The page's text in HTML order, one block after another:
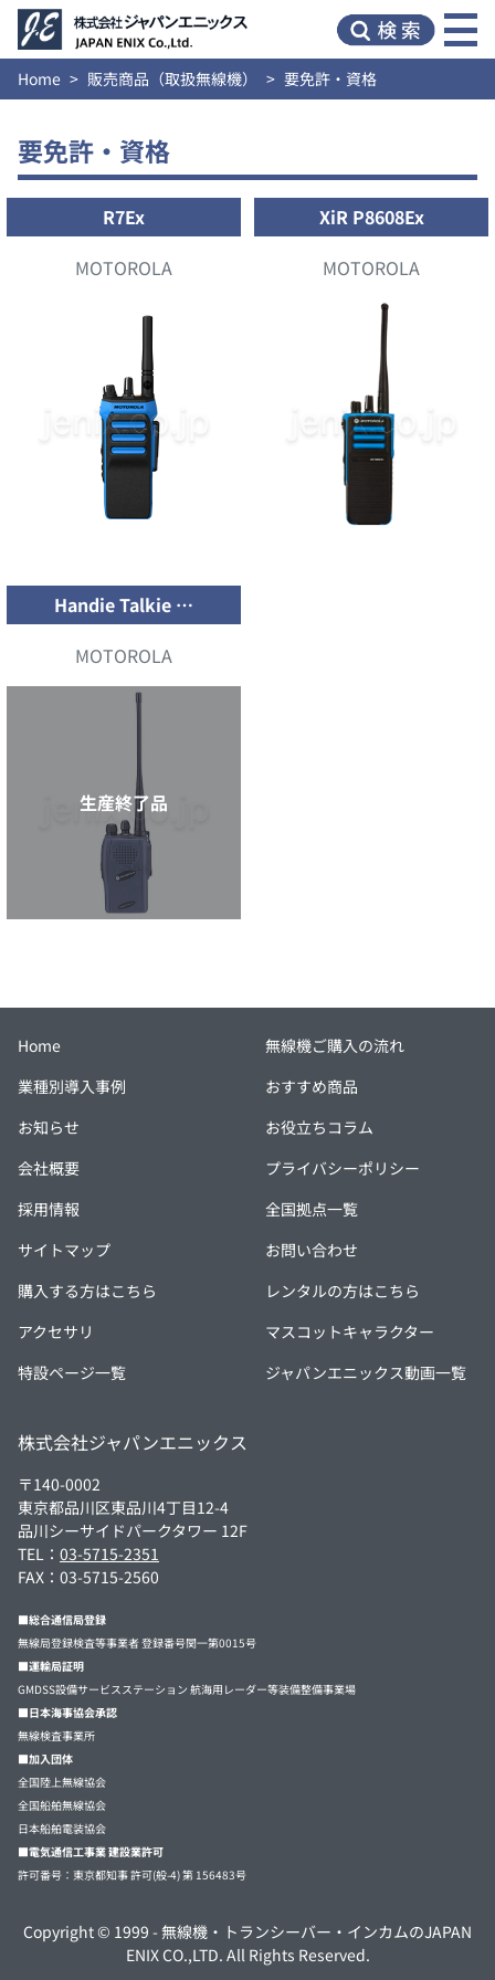
Home 販売商品（取扱無線機） 要免許・資格
要免許・資格
R7Ex
MOTOROLA
XiR P8608Ex
MOTOROLA
Handie Talkie …
MOTOROLA
生産終了品
Home
無線機ご購入の流れ
業種別導入事例
おすすめ商品
お知らせ
お役立ちコラム
会社概要
プライバシーポリシー
採用情報
全国拠点一覧
サイトマップ
お問い合わせ
購入する方はこちら
レンタルの方はこちら
アクセサリ
マスコットキャラクター
特設ページ一覧
ジャパンエニックス動画一覧
株式会社ジャパンエニックス
〒140-0002
東京都品川区東品川4丁目12-4
品川シーサイドパークタワー 12F
TEL： 03-5715-2351
FAX：03-5715-2560
■総合通信局登録
無線局登録検査等事業者 登録番号関一第0015号
■運輸局証明
GMDSS設備サービスステーション 航海用レーダー等装備整備事業場
■日本海事協会承認
無線検査事業所
■加入団体
全国陸上無線協会
全国船舶無線協会
日本船舶電装協会
■電気通信工事業 建設業許可
許可番号：東京都知事 許可(般-4) 第 156483号
Copyright © 1999 - 無線機・トランシーバー・インカムのJAPAN
ENIX CO.,LTD. All Rights Reserved.